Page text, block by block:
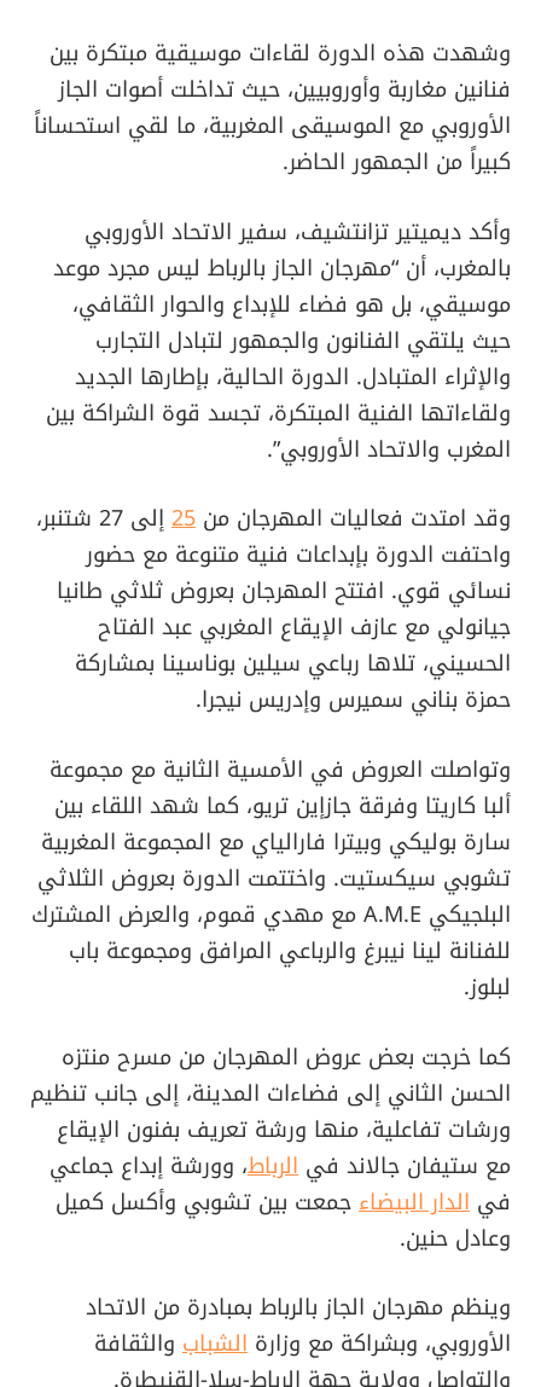
وشهدت هذه الدورة لقاءات موسيقية مبتكرة بين
فنانين مغاربة وأوروبيين، حيث تداخلت أصوات الجاز
الأوروبي مع الموسيقى المغربية، ما لقي استحساناً
كبيراً من الجمهور الحاضر.
وأكد ديميتير تزانتشيف، سفير الاتحاد الأوروبي
بالمغرب، أن “مهرجان الجاز بالرباط ليس مجرد موعد
موسيقي، بل هو فضاء للإبداع والحوار الثقافي،
حيث يلتقي الفنانون والجمهور لتبادل التجارب
والإثراء المتبادل. الدورة الحالية، بإطارها الجديد
ولقاءاتها الفنية المبتكرة، تجسد قوة الشراكة بين
المغرب والاتحاد الأوروبي”.
وقد امتدت فعاليات المهرجان من 25
إلى 27 شتنبر،
واحتفت الدورة بإبداعات فنية متنوعة مع حضور
نسائي قوي. افتتح المهرجان بعروض ثلاثي طانيا
جيانولي مع عازف الإيقاع المغربي عبد الفتاح
الحسيني، تلاها رباعي سيلين بوناسينا بمشاركة
حمزة بناني سميرس وإدريس نيجرا.
وتواصلت العروض في الأمسية الثانية مع مجموعة
ألبا كاريتا وفرقة جازإين تريو، كما شهد اللقاء بين
سارة بوليكي وبيترا فارالياي مع المجموعة المغربية
تشوبي سيكستيت. واختتمت الدورة بعروض الثلاثي
البلجيكي A.M.E مع مهدي قموم، والعرض المشترك
للفنانة لينا نيبرغ والرباعي المرافق ومجموعة باب
لبلوز.
كما خرجت بعض عروض المهرجان من مسرح منتزه
الحسن الثاني إلى فضاءات المدينة، إلى جانب تنظيم
ورشات تفاعلية، منها ورشة تعريف بفنون الإيقاع
مع ستيفان جالاند في الرباط، وورشة إبداع جماعي
في الدار البيضاءجمعت بين تشوبي وأكسل كميل
وعادل حنين.
وينظم مهرجان الجاز بالرباط بمبادرة من الاتحاد
الأوروبي، وبشراكة مع وزارة الشباب والثقافة